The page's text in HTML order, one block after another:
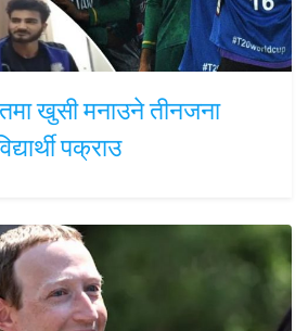
खुसी मनाउने तीनजना
पक्राउ